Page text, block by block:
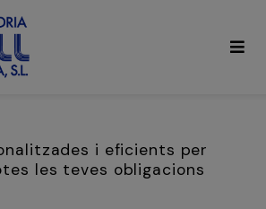
i eficients per
les teves obligacions